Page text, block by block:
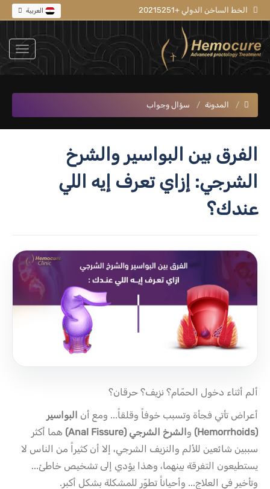
الخط الساخن الدولي +20215251
المدونة سؤال وجواب
الفرق بين البواسير والشرخ
الشرجي: إزاي تعرف إيه اللي
عندك؟
ألم أثناء دخول الحمّام؟ نزيف؟ حرقان؟
أعراض تأتي فجأة وتسبب خوفاً وقلقاً... ومع أن البواسير
(Hemorrhoids)
والشرخ الشرجي (Anal Fissure)
هما أكثر
سببين شائعين للألم والنزيف الشرجي، إلا أن كثيراً من الناس لا
يستطيعون التفرقة بينهما، وهذا يؤدي إلى تشخيص خاطئ...
وتأخير في العلاج... وأحياناً تطوّر للمشكلة بشكل أكبر.